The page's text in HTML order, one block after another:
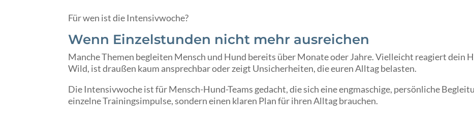
Für wen ist die Intensivwoche?
Wenn Einzelstunden nicht mehr ausreichen
Manche Themen begleiten Mensch und Hund bereits über Monate oder Jahre. Vielleicht reagiert dein
Wild, ist draußen kaum ansprechbar oder zeigt Unsicherheiten, die euren Alltag belasten.
Die Intensivwoche ist für Mensch-Hund-Teams gedacht, die sich eine engmaschige, persönliche
einzelne Trainingsimpulse, sondern einen klaren Plan für ihren Alltag brauchen.